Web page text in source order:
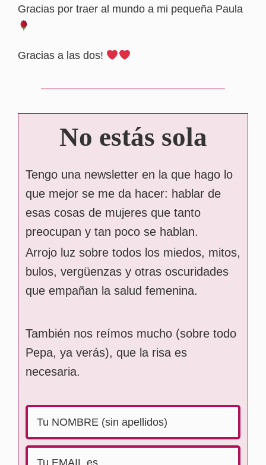
Gracias por traer al mundo a mi pequeña Paula
Gracias a las dos!
No estás sola
Tengo una newsletter en la que hago lo
que mejor se me da hacer: hablar de
esas cosas de mujeres que tanto
preocupan y tan poco se hablan.
Arrojo luz sobre todos los miedos, mitos,
bulos, vergüenzas y otras oscuridades
que empañan la salud femenina.
También nos reímos mucho (sobre todo
Pepa, ya verás), que la risa es
necesaria.